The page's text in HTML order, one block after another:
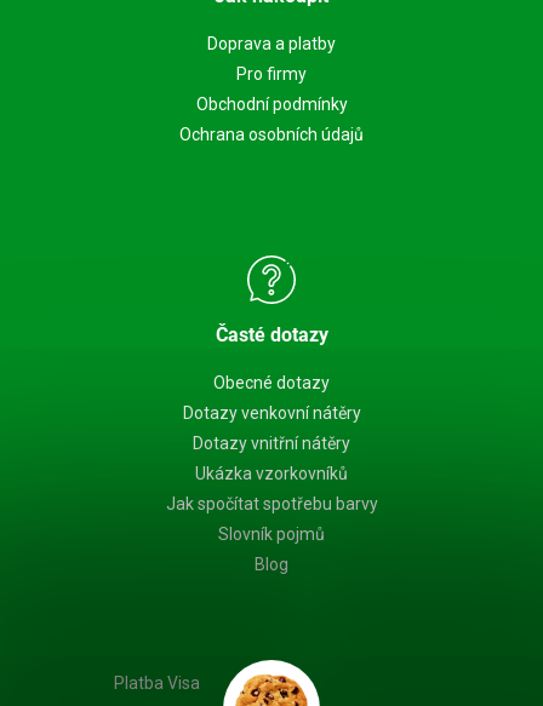
Doprava a platby
Pro firmy
Obchodní podmínky
Ochrana osobních údajů
Časté dotazy
Obecné dotazy
Dotazy venkovní nátěry
Dotazy vnitřní nátěry
Ukázka vzorkovníků
Jak spočítat spotřebu barvy
Slovník pojmů
Blog
Platba Visa